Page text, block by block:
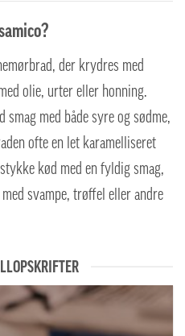
der krydres med
olie, urter eller honning.
med både syre og sødme,
ofte en let karamelliseret
kød med en fyldig smag,
svampe, trøffel eller andre